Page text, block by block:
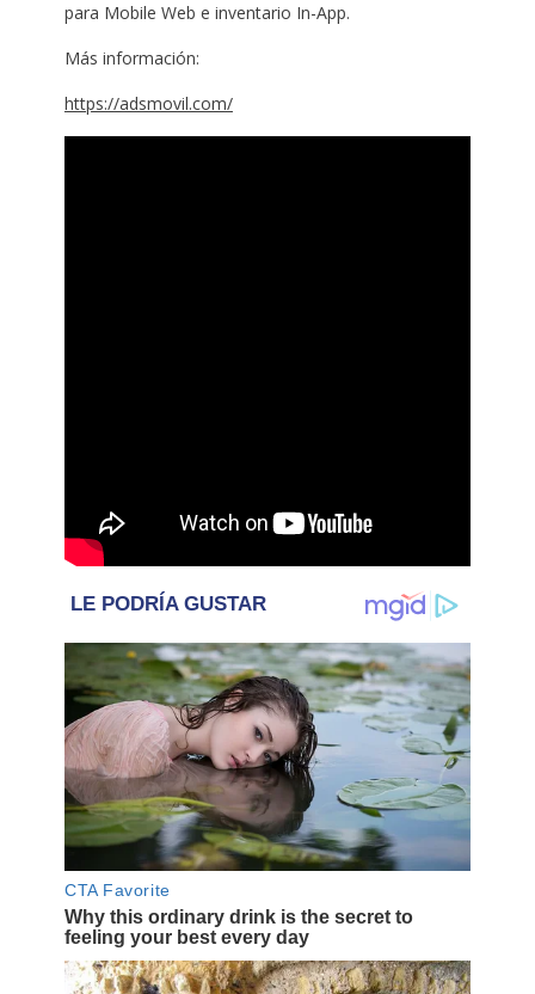
para Mobile Web e inventario In-App.
Más información:
https://adsmovil.com/